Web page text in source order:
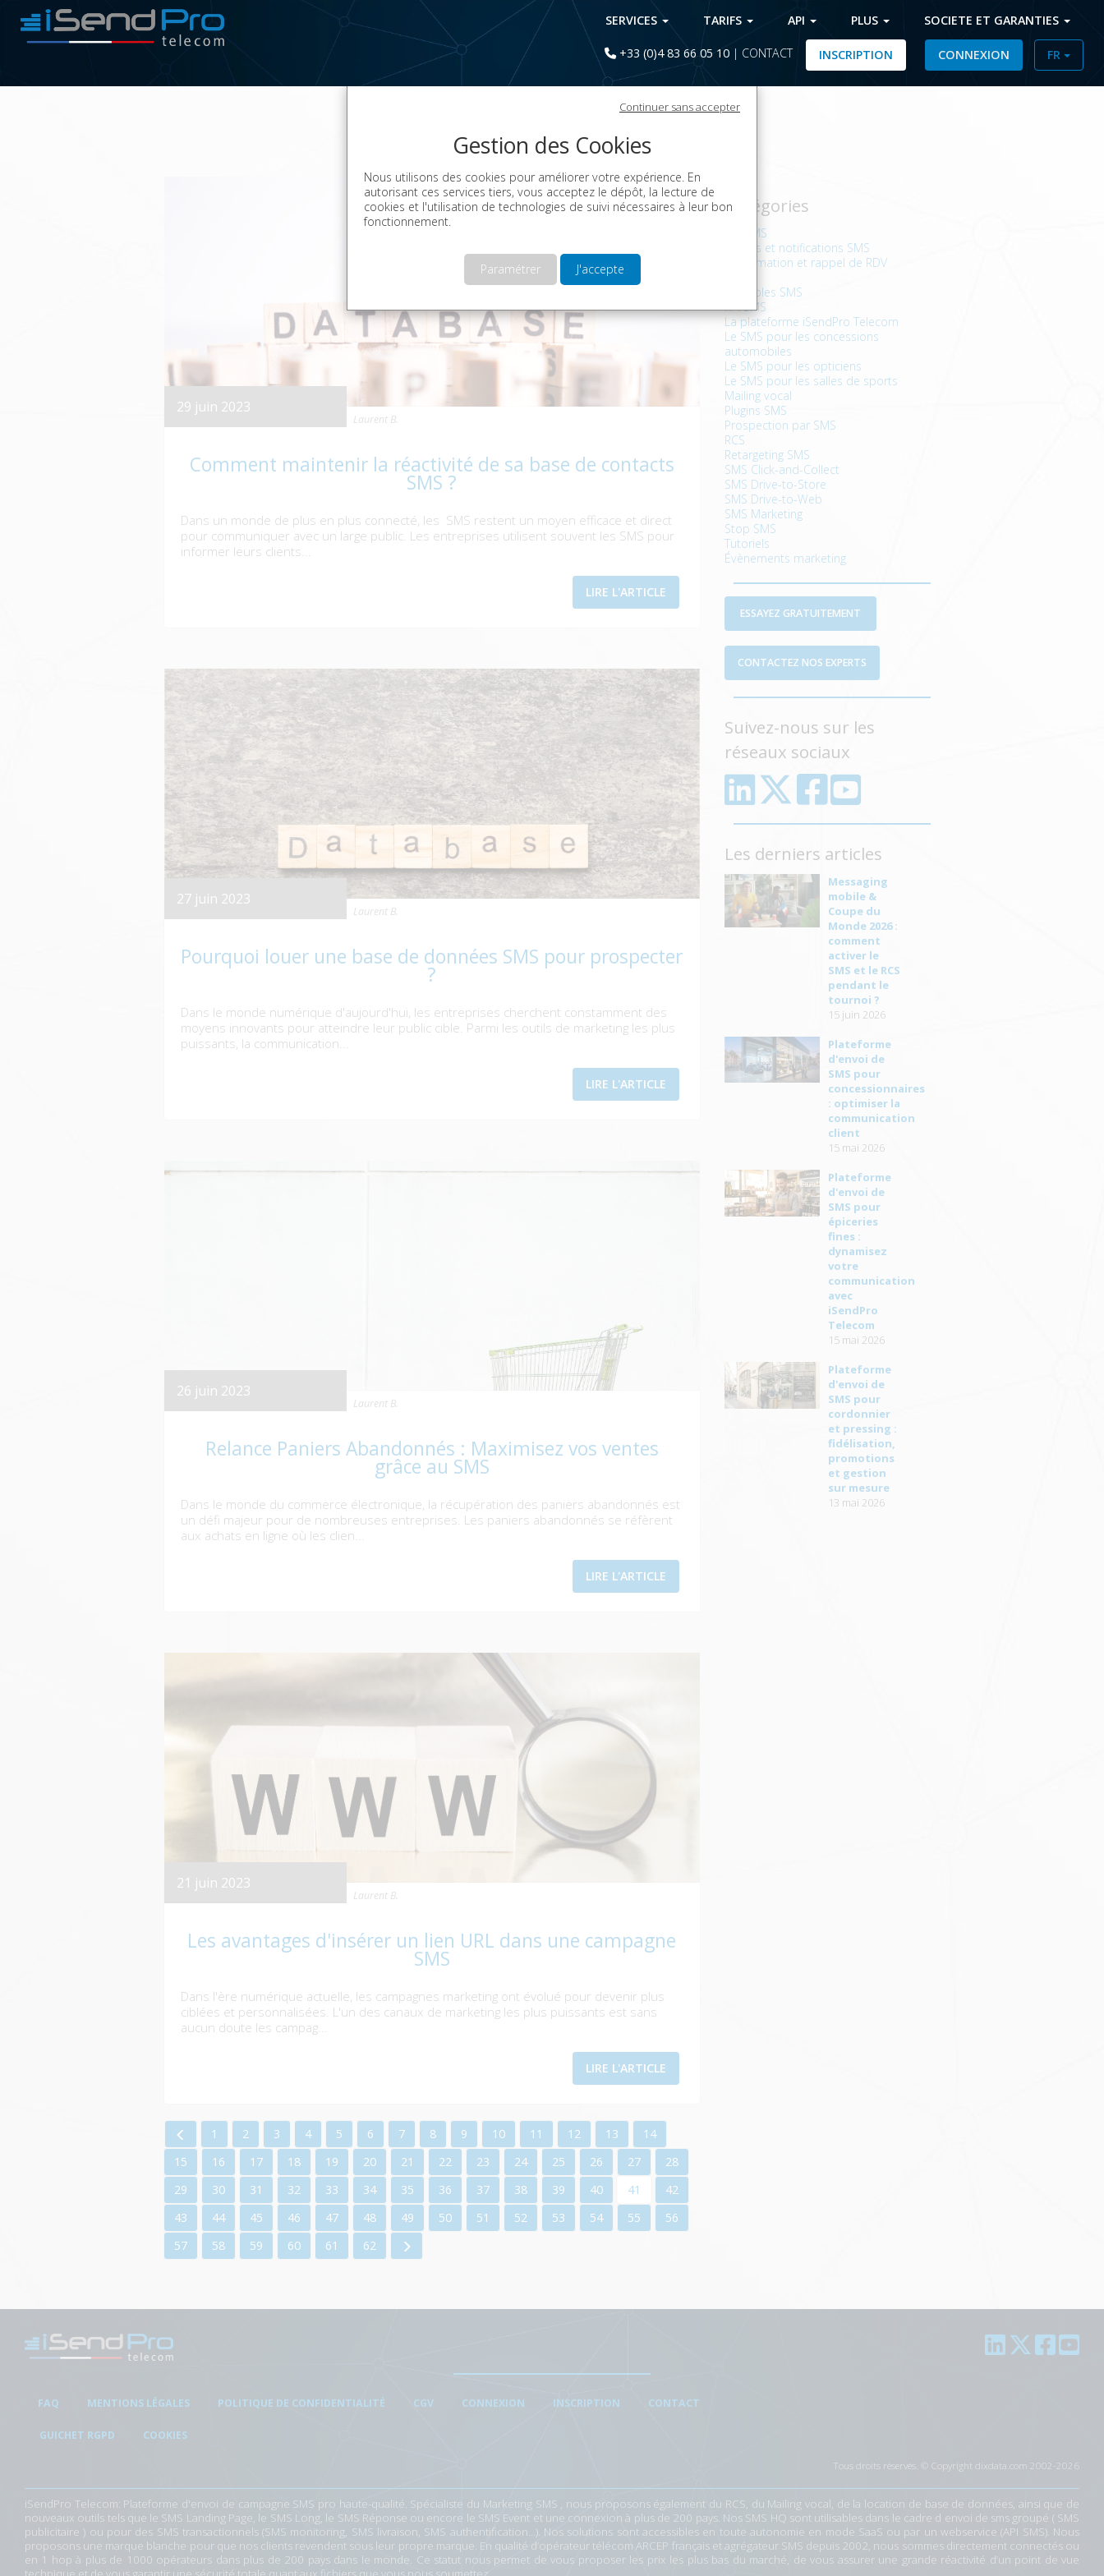
Continuer sans accepter
Gestion des Cookies
Nous utilisons des cookies pour améliorer votre expérience. En
autorisant ces services tiers, vous acceptez le dépôt, la lecture de
cookies et l'utilisation de technologies de suivi nécessaires à leur bon
fonctionnement.
Paramétrer J'accepte
SERVICES TARIFS API PLUS SOCIETE ET GARANTIES
INSCRIPTION CONNEXION FR
+33 (0)4 83 66 05 10 | CONTACT
Le blog iSendPro Telecom
29 juin 2023
Laurent B.
Comment maintenir la réactivité de sa base de contacts
SMS ?
Dans un monde de plus en plus connecté, les SMS restent un moyen efficace et direct
pour communiquer avec un large public. Les entreprises utilisent souvent les SMS pour
informer leurs clients...
LIRE L'ARTICLE
27 juin 2023
Laurent B.
Pourquoi louer une base de données SMS pour prospecter
?
Dans le monde numérique d'aujourd'hui, les entreprises cherchent constamment des
moyens innovants pour atteindre leur public cible. Parmi les outils de marketing les plus
puissants, la communication...
LIRE L'ARTICLE
26 juin 2023
Laurent B.
Relance Paniers Abandonnés : Maximisez vos ventes
grâce au SMS
Dans le monde du commerce électronique, la récupération des paniers abandonnés est
un défi majeur pour de nombreuses entreprises. Les paniers abandonnés se réfèrent
aux achats en ligne où les clien...
LIRE L'ARTICLE
21 juin 2023
Laurent B.
Les avantages d'insérer un lien URL dans une campagne
SMS
Dans l'ère numérique actuelle, les campagnes marketing ont évolué pour devenir plus
ciblées et personnalisées. L'un des canaux de marketing les plus puissants est sans
aucun doute les campag...
LIRE L'ARTICLE
1 2 3 4 5 6 7 8 9 10 11 12 13
14
15
16 17 18 19 20 21 22 23 24 25 26 27
28
29
30 31 32 33 34 35 36 37 38 39 40 41
42
43
44 45 46 47 48 49 50 51 52 53 54 55
56
57
58 59 60 61 62
Catégories
API SMS
Alertes et notifications SMS
Confirmation et rappel de RDV
Exemples SMS
KPI SMS
La plateforme iSendPro Telecom
Le SMS pour les concessions
automobiles
Le SMS pour les opticiens
Le SMS pour les salles de sports
Mailing vocal
Plugins SMS
Prospection par SMS
RCS
Retargeting SMS
SMS Click-and-Collect
SMS Drive-to-Store
SMS Drive-to-Web
SMS Marketing
Stop SMS
Tutoriels
Évènements marketing
ESSAYEZ GRATUITEMENT
CONTACTEZ NOS EXPERTS
Suivez-nous sur les
réseaux sociaux
Les derniers articles
Messaging
mobile &
Coupe du
Monde 2026 :
comment
activer le
SMS et le RCS
pendant le
tournoi ?
15 juin 2026
Plateforme
d'envoi de
SMS pour
concessionnaires
: optimiser la
communication
client
15 mai 2026
Plateforme
d'envoi de
SMS pour
épiceries
fines :
dynamisez
votre
communication
avec
iSendPro
Telecom
15 mai 2026
Plateforme
d'envoi de
SMS pour
cordonnier
et pressing :
fidélisation,
promotions
et gestion
sur mesure
13 mai 2026
FAQ MENTIONS LÉGALES POLITIQUE DE CONFIDENTIALITÉ CGV CONNEXION INSCRIPTION CONTACT
GUICHET RGPD COOKIES
Tous droits réservés. © Copyright dixdata.com 2002-2026
iSendPro Telecom: Plateforme d'envoi de campagne SMS pro haute-qualité. Spécialiste du Marketing SMS , nous proposons également du RCS, du Mailing vocal, de la location de base de données, ainsi que de
nouveaux outils tels que le SMS Landing Page, le SMS Long, le SMS Réponse ou encore le SMS Event et une connexion à plus de 200 pays. Nos SMS HQ sont utilisables dans le cadre d envoi de sms groupé ( SMS
publicitaire ) ou pour des SMS transactionnels (SMS monitoring, SMS livraison, SMS authentification...). Nos solutions sont accessibles en toute autonomie en mode SaaS ou par un webservice (API SMS). Nous
proposons une marque blanche pour que nos clients revendent sous leur propre marque. En qualité d’opérateur télécom ARCEP français et agrégateur SMS depuis 2002, nous sommes directement connectés ou
en 1 hop à plus de 1000 opérateurs dans plus de 200 pays dans le monde. Ce statut nous permet de vous proposer les prix les plus bas du marché, de vous assurer une grande réactivité d’un point de vue